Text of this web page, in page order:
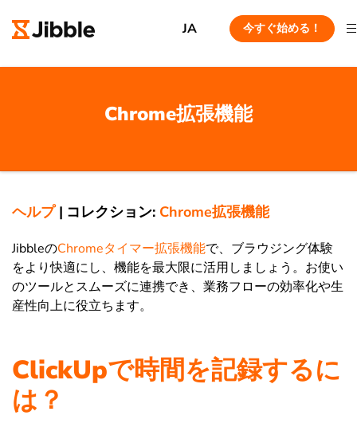
JA 今すぐ始める！
Chrome拡張機能
ヘルプ| コレクション: Chrome拡張機能
JibbleのChromeタイマー拡張機能で、ブラウジング体験
をより快適にし、機能を最大限に活用しましょう。お使い
のツールとスムーズに連携でき、業務フローの効率化や生
産性向上に役立ちます。
ClickUpで時間を記録するに
は？